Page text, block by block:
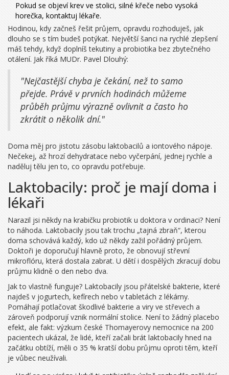
Pokud se objeví krev ve stolici, silné křeče nebo vysoká
horečka, kontaktuj lékaře.
Hodinou, kdy začneš řešit průjem, opravdu rozhoduješ, jak
dlouho se s tím budeš potýkat. Největší šanci na rychlé zlepšení
máš tehdy, když doplníš tekutiny a probiotika bez zbytečného
otálení. Jak říká MUDr. Pavel Dlouhý:
"Nejčastější chyba je čekání, než to samo
přejde. Právě v prvních hodinách můžeme
průběh průjmu výrazně ovlivnit a často ho
zkrátit o několik dní."
Doma měj pro jistotu zásobu laktobacilů a iontového nápoje.
Nečekej, až hrozí dehydratace nebo vyčerpání, jednej rychle a
naděluj tělu jen to, co opravdu potřebuje.
Laktobacily: proč je mají doma i
lékaři
Narazil jsi někdy na krabičku probiotik u doktora v ordinaci? Není
to náhoda. Laktobacily jsou tak trochu „tajná zbraň“, kterou
doma schovává každý, kdo už někdy zažil pořádný průjem.
Doktoři je doporučují hlavně proto, že obnovují střevní
mikroflóru, která dostala zabrat. U dětí i dospělých zkracují dobu
průjmu klidně o den nebo dva.
Jak to vlastně funguje? Laktobacily jsou přátelské bakterie, které
najdeš v jogurtech, kefírech nebo v tabletách z lékárny.
Pomáhají potlačovat škodlivé bakterie a viry ve střevech a
zároveň podporují vznik normální stolice. Není to žádný placebo
efekt, ale fakt: výzkum české Thomayerovy nemocnice na 200
pacientech ukázal, že lidé, kteří začali brát laktobacily hned na
začátku obtíží, měli o 35 % kratší dobu průjmu oproti těm, kteří
je vůbec neužívali.